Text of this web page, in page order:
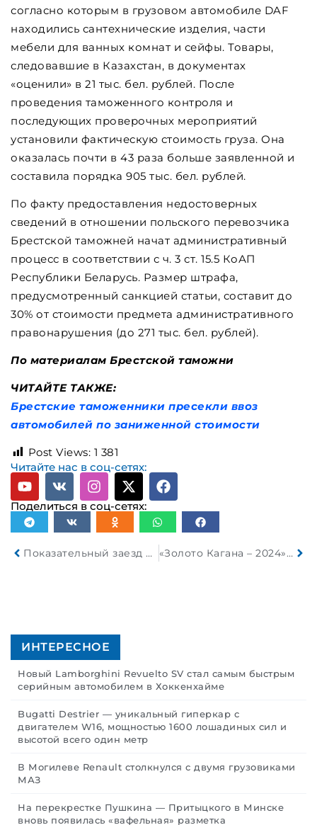
согласно которым в грузовом автомобиле DAF
находились сантехнические изделия, части
мебели для ванных комнат и сейфы. Товары,
следовавшие в Казахстан, в документах
«оценили» в 21 тыс. бел. рублей. После
проведения таможенного контроля и
последующих проверочных мероприятий
установили фактическую стоимость груза. Она
оказалась почти в 43 раза больше заявленной и
составила порядка 905 тыс. бел. рублей.
По факту предоставления недостоверных
сведений в отношении польского перевозчика
Брестской таможней начат административный
процесс в соответствии с ч. 3 ст. 15.5 КоАП
Республики Беларусь. Размер штрафа,
предусмотренный санкцией статьи, составит до
30% от стоимости предмета административного
правонарушения (до 271 тыс. бел. рублей).
По материалам Брестской таможни
ЧИТАЙТЕ ТАКЖЕ:
Брестские таможенники пресекли ввоз
автомобилей по заниженной стоимости
Post Views: 1 381
Читайте нас в соц-сетях:
Поделиться в соц-сетях:
Показательный заезд на Т-72Б и реконструкция в ИКК “Линия Сталина” «Золото Кагана – 2024». Третий день гонки: 450 километров в рваном ритме
ИНТЕРЕСНОЕ
Новый Lamborghini Revuelto SV стал самым быстрым
серийным автомобилем в Хоккенхайме
Bugatti Destrier — уникальный гиперкар с
двигателем W16, мощностью 1600 лошадиных сил и
высотой всего один метр
В Могилеве Renault столкнулся с двумя грузовиками
МАЗ
На перекрестке Пушкина — Притыцкого в Минске
вновь появилась «вафельная» разметка